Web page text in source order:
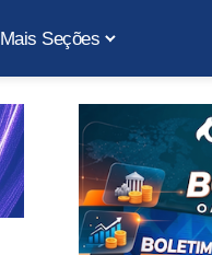
Mais Seções